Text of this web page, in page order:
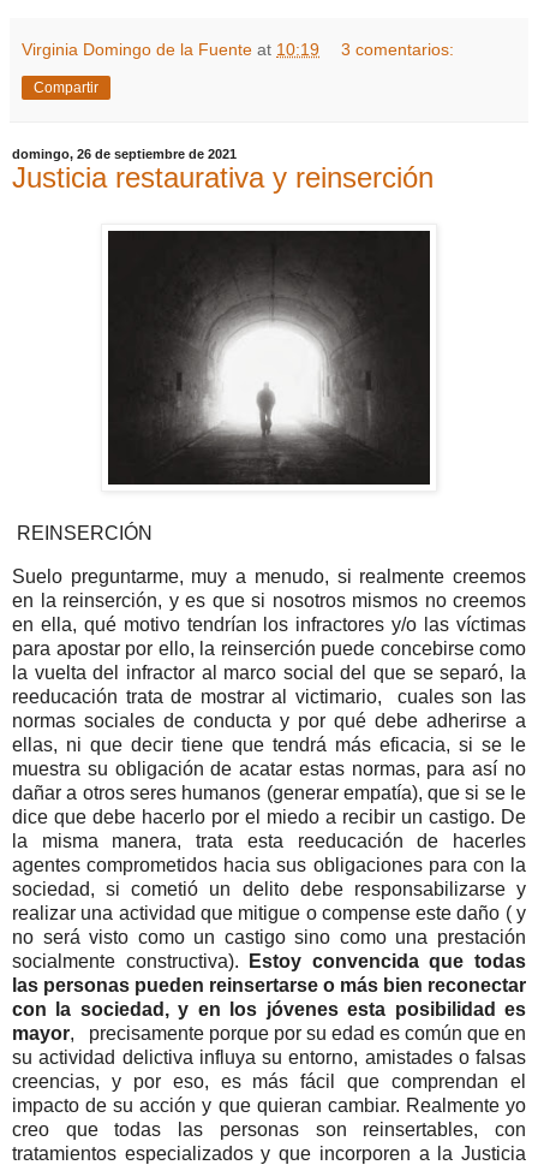
Virginia Domingo de la Fuente at 10:19 3 comentarios:
Compartir
domingo, 26 de septiembre de 2021
Justicia restaurativa y reinserción
REINSERCIÓN
Suelo preguntarme, muy a menudo, si realmente creemos
en la reinserción, y es que si nosotros mismos no creemos
en ella, qué motivo tendrían los infractores y/o las víctimas
para apostar por ello, la reinserción puede concebirse como
la vuelta del infractor al marco social del que se separó, la
reeducación trata de mostrar al victimario, cuales son las
normas sociales de conducta y por qué debe adherirse a
ellas, ni que decir tiene que tendrá más eficacia, si se le
muestra su obligación de acatar estas normas, para así no
dañar a otros seres humanos (generar empatía), que si se le
dice que debe hacerlo por el miedo a recibir un castigo. De
la misma manera, trata esta reeducación de hacerles
agentes comprometidos hacia sus obligaciones para con la
sociedad, si cometió un delito debe responsabilizarse y
realizar una actividad que mitigue o compense este daño ( y
no será visto como un castigo sino como una prestación
socialmente constructiva).
Estoy convencida que todas
las personas pueden reinsertarse o más bien reconectar
con la sociedad, y en los jóvenes esta posibilidad es
mayor, precisamente porque por su edad es común que en
su actividad delictiva influya su entorno, amistades o falsas
creencias, y por eso, es más fácil que comprendan el
impacto de su acción y que quieran cambiar. Realmente yo
creo que todas las personas son reinsertables, con
tratamientos especializados y que incorporen a la Justicia